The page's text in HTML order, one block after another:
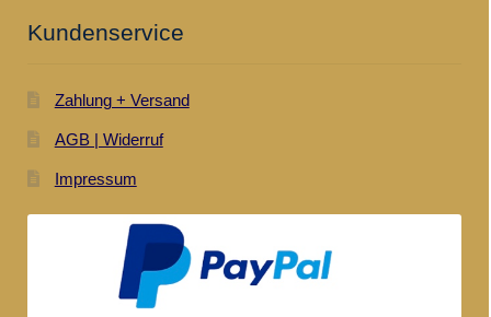
Kundenservice
Zahlung + Versand
AGB | Widerruf
Impressum